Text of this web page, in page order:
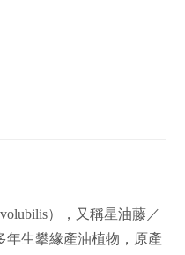
），又稱星油藤／
年生攀緣產油植物，原產